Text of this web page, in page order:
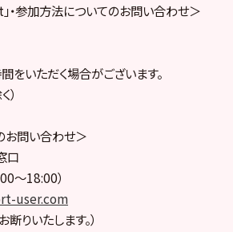
・参加方法についてのお問い合わせ＞
いただく場合がございます。
お問い合わせ＞
口
〜18:00）
user.com
りいたします。）